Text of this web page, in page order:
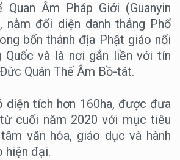
Âm Pháp Giới (Guanyin
nằm đối diện danh thắng Phổ
bốn thánh địa Phật giáo nổi
Quốc và là nơi gắn liền với tín
Quán Thế Âm Bồ-tát.
diện tích hơn 160ha, được đưa
cuối năm 2020 với mục tiêu
văn hóa, giáo dục và hành
hiện đại.